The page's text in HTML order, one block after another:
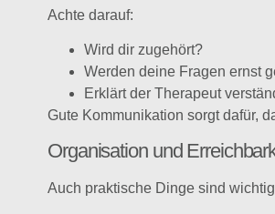
Achte darauf:
Wird dir zugehört?
Werden deine Fragen ernst
Erklärt der Therapeut
Gute Kommunikation sorgt dafür,
Organisation und
Auch praktische Dinge sind